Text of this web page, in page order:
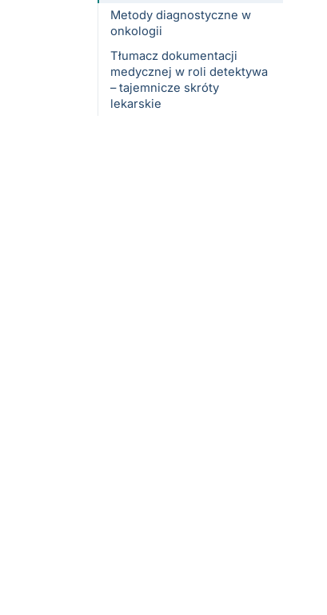
Metody diagnostyczne w
onkologii
Tłumacz dokumentacji
medycznej w roli detektywa
– tajemnicze skróty
lekarskie